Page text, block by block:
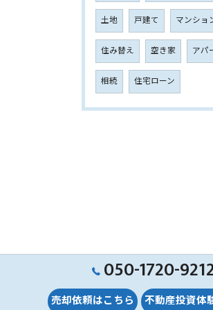
土地 戸建て マンショ
住み替え 空き家 アパ
相続 住宅ローン
050-1720-
売却依頼はこちら 不動産投資体